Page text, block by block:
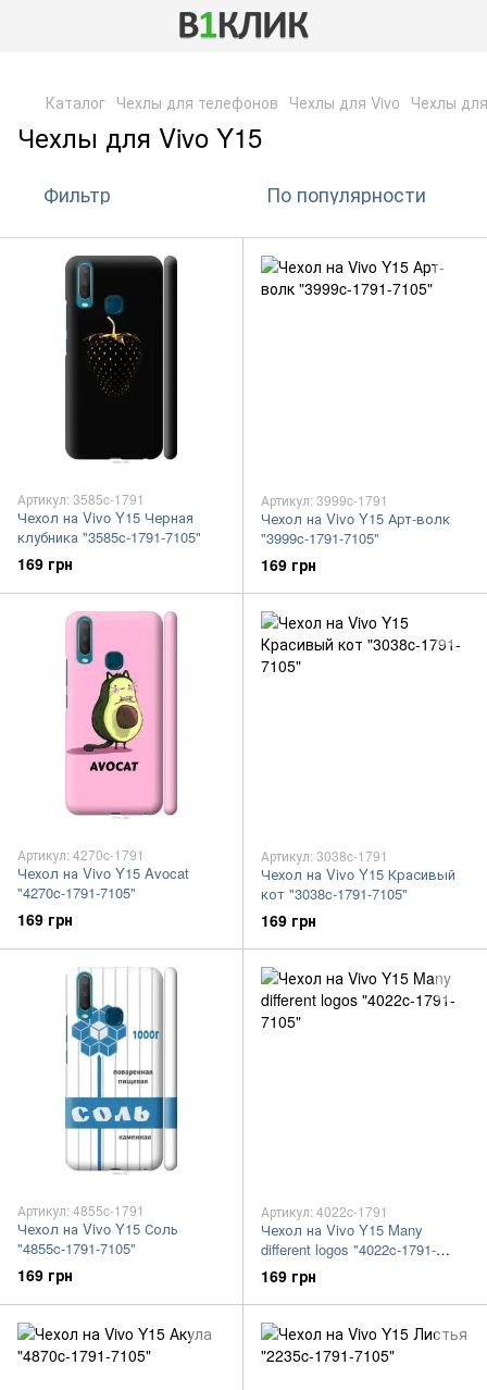
Каталог Чехлы для телефонов Чехлы для Vivo Чехлы
Чехлы для Vivo Y15
Фильтр По популярности
Артикул: 3585c-1791
Чехол на Vivo Y15 Черная
клубника "3585c-1791-7105"
169 грн
Артикул: 3999c-1791
Чехол на Vivo Y15 Арт-волк
"3999c-1791-7105"
169 грн
Артикул: 4270c-1791
Чехол на Vivo Y15 Avocat
"4270c-1791-7105"
169 грн
Артикул: 3038c-1791
Чехол на Vivo Y15 Красивый
кот "3038c-1791-7105"
169 грн
Артикул: 4855c-1791
Чехол на Vivo Y15 Соль
"4855c-1791-7105"
169 грн
Артикул: 4022c-1791
Чехол на Vivo Y15 Many
different logos "4022c-1791-
7105"
169 грн